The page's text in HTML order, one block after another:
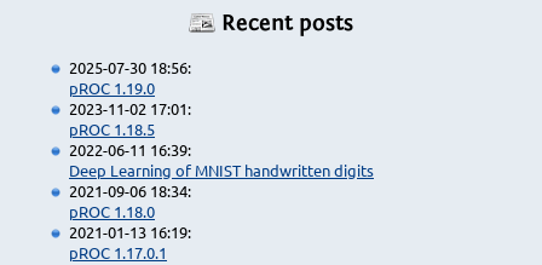
Recent posts
2025-07-30 18:56:
pROC 1.19.0
2023-11-02 17:01:
pROC 1.18.5
2022-06-11 16:39:
Deep Learning of MNIST handwritten digits
2021-09-06 18:34:
pROC 1.18.0
2021-01-13 16:19:
pROC 1.17.0.1